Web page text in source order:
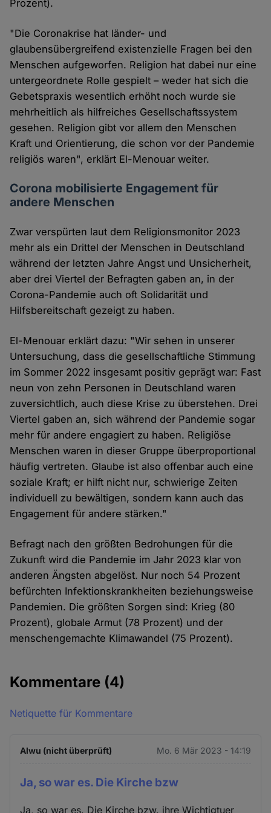
Prozent).
"Die Coronakrise hat länder- und
glaubensübergreifend existenzielle Fragen bei den
Menschen aufgeworfen. Religion hat dabei nur eine
untergeordnete Rolle gespielt – weder hat sich die
Gebetspraxis wesentlich erhöht noch wurde sie
mehrheitlich als hilfreiches Gesellschaftssystem
gesehen. Religion gibt vor allem den Menschen
Kraft und Orientierung, die schon vor der Pandemie
religiös waren", erklärt El-Menouar weiter.
Corona mobilisierte Engagement für
andere Menschen
Zwar verspürten laut dem Religionsmonitor 2023
mehr als ein Drittel der Menschen in Deutschland
während der letzten Jahre Angst und Unsicherheit,
aber drei Viertel der Befragten gaben an, in der
Corona-Pandemie auch oft Solidarität und
Hilfsbereitschaft gezeigt zu haben.
El-Menouar erklärt dazu: "Wir sehen in unserer
Untersuchung, dass die gesellschaftliche Stimmung
im Sommer 2022 insgesamt positiv geprägt war: Fast
neun von zehn Personen in Deutschland waren
zuversichtlich, auch diese Krise zu überstehen. Drei
Viertel gaben an, sich während der Pandemie sogar
mehr für andere engagiert zu haben. Religiöse
Menschen waren in dieser Gruppe überproportional
häufig vertreten. Glaube ist also offenbar auch eine
soziale Kraft; er hilft nicht nur, schwierige Zeiten
individuell zu bewältigen, sondern kann auch das
Engagement für andere stärken."
Befragt nach den größten Bedrohungen für die
Zukunft wird die Pandemie im Jahr 2023 klar von
anderen Ängsten abgelöst. Nur noch 54 Prozent
befürchten Infektionskrankheiten beziehungsweise
Pandemien. Die größten Sorgen sind: Krieg (80
Prozent), globale Armut (78 Prozent) und der
menschengemachte Klimawandel (75 Prozent).
Kommentare (4)
Netiquette für Kommentare
Alwu (nicht überprüft) Mo. 6 Mär 2023 - 14:19
Ja, so war es. Die Kirche bzw
Ja, so war es. Die Kirche bzw. ihre Wichtigtuer